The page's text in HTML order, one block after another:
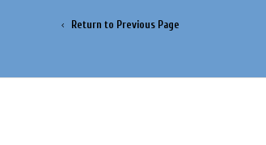
Return to Previous Page